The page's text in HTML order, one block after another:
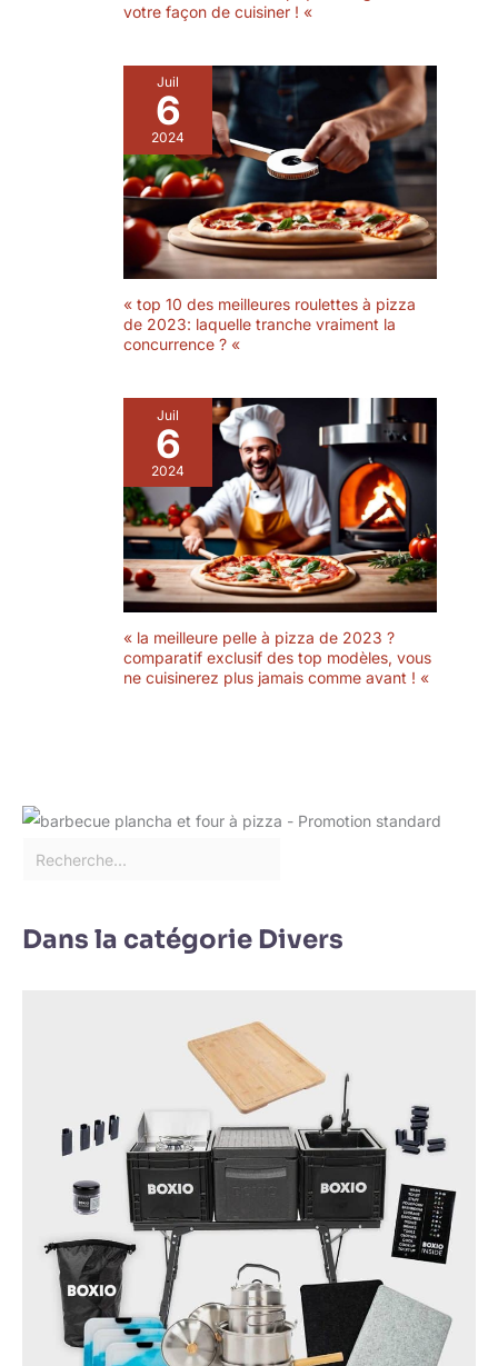
rayonnement de la chaleur
grâce à notre radiateur qui
peut être orienté
manuellement. Un grand
bouton rougeatif permet
de régler précisément la
puissance thermique et
d'éteindre complètement
le radiateur pendant la
nuit.
grande polyvalence.
votre façon de cuisiner ! «
Juil
6
2024
« top 10 des meilleures roulettes à pizza
de 2023: laquelle tranche vraiment la
concurrence ? «
Juil
6
2024
« la meilleure pelle à pizza de 2023 ?
comparatif exclusif des top modèles, vous
ne cuisinerez plus jamais comme avant ! «
Dans la catégorie Divers